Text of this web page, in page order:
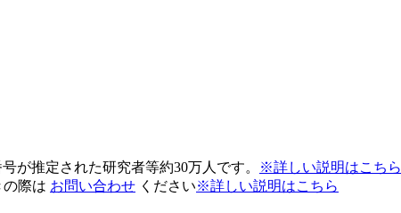
が推定された研究者等約30万人です。
※詳しい説明はこちら
際は お問い合わせ ください※詳しい説明はこちら